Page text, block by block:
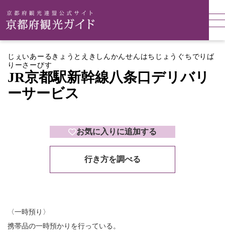
JR京都駅新幹線八条口デリバリ
ーサービス
じぇいあーるきょうとえきしんかんせんはちじょうぐちでりば
りーさーびす
お気に入りに追加する
行き方を調べる
〈一時預り〉
携帯品の一時預かりを行っている。